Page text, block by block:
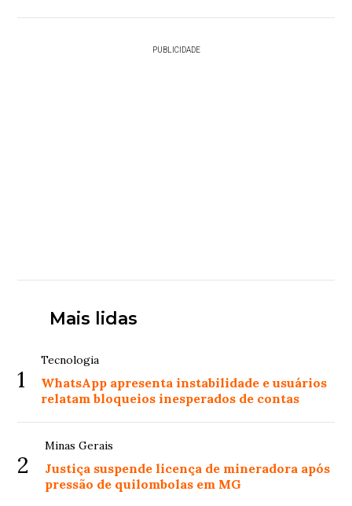
PUBLICIDADE
Mais lidas
1
Tecnologia
WhatsApp apresenta instabilidade e usuários
relatam bloqueios inesperados de contas
2
Minas Gerais
Justiça suspende licença de mineradora após
pressão de quilombolas em MG